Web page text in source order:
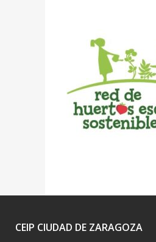
CEIP CIUDAD DE ZARAGOZA